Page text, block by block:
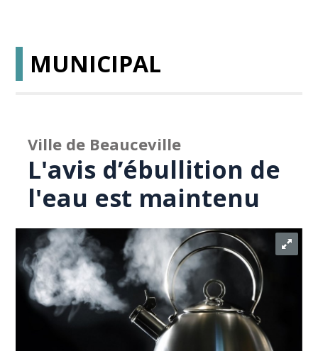
MUNICIPAL
Ville de Beauceville
L'avis d’ébullition de
l'eau est maintenu